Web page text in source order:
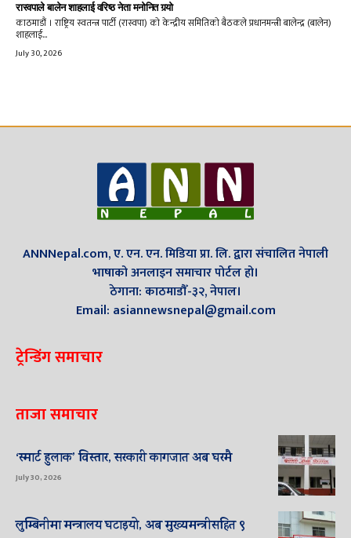
रास्वपाले बालेन शाहलाई वरिष्ठ नेता मनोनित गर्‍यो
काठमाडौं । राष्ट्रिय स्वतन्त्र पार्टी (रास्वपा) को केन्द्रीय समितिको बैठकले प्रधानमन्त्री बालेन्द्र (बालेन)
शाहलाई...
July 30, 2026
ANNNepal.com, ए. एन. एन. मिडिया प्रा. लि. द्वारा संचालित नेपाली
भाषाको अनलाइन समाचार पोर्टल हो।
ठेगाना: काठमाडौँ-३२, नेपाल।
Email: asiannewsnepal@gmail.com
ट्रेन्डिंग समाचार
ताजा समाचार
‘स्मार्ट हुलाक’ विस्तार, सरकारी कागजात अब घरमै
July 30, 2026
लुम्बिनीमा मन्त्रालय घटाइयो, अब मुख्यमन्त्रीसहित ९